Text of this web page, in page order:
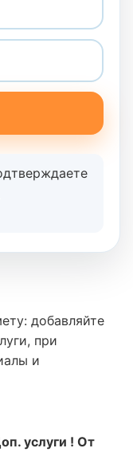
добавляйте
при
и
услуги ! От